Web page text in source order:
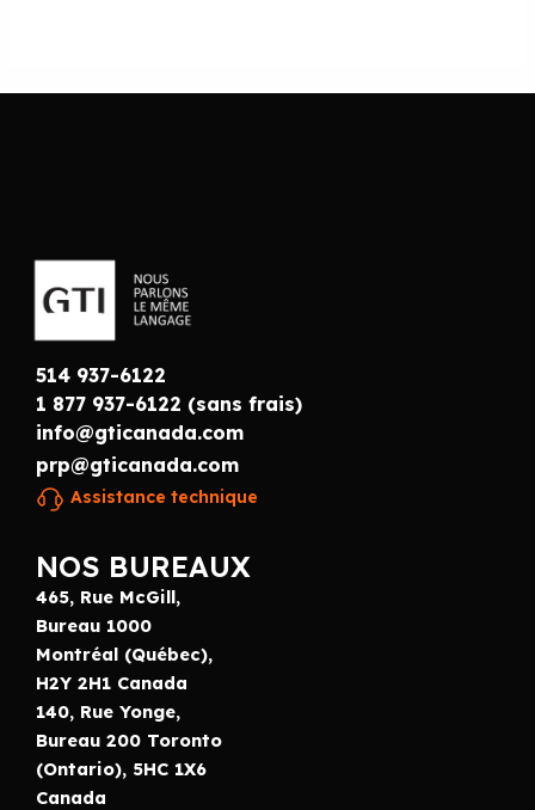
514 937-6122
1 877 937-6122 (sans frais)
info@gticanada.com
prp@gticanada.com
Assistance technique
NOS BUREAUX
465, Rue McGill,
Bureau 1000
Montréal (Québec),
H2Y 2H1 Canada
140, Rue Yonge,
Bureau 200 Toronto
(Ontario), 5HC 1X6
Canada